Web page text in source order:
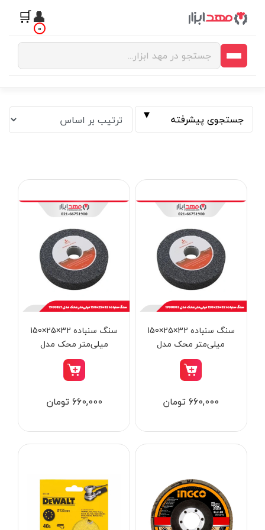
👤
🛒 0
جستجوی پیشرفته
تومان تومان
ابزار جوش و برش
ابزار اندازه گیری دقیق و لیزری
ابزار نجاری
ابزار بادی
سنگ سنباده 32×25×150
میلی‌متر محک مدل
1900803
660,000 تومان
سنگ سنباده 32×25×150
میلی‌متر محک مدل
1900821
660,000 تومان